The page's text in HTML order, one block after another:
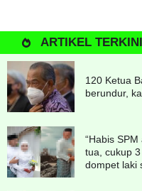
ARTIKEL TERKINI
120 Ketua
berundur,
“Habis
tua, cukup
dompet laki